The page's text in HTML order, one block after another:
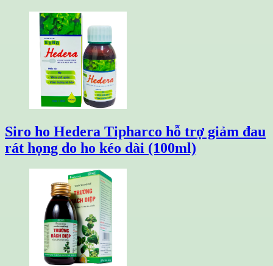
Siro ho Hedera Tipharco hỗ trợ giảm đau
rát họng do ho kéo dài (100ml)